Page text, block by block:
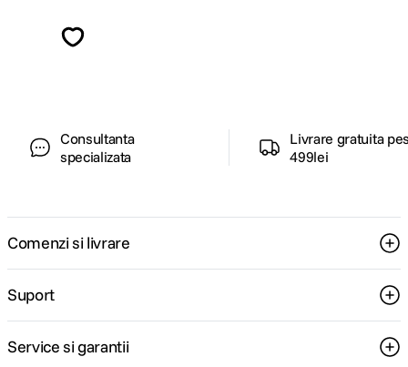
Consultanta
specializata
Livrare gratuita
499lei
Comenzi si livrare
Suport
Service si garantii